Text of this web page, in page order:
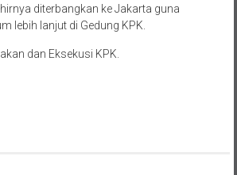
diterbangkan ke Jakarta guna
lebih lanjut di Gedung KPK.
dan Eksekusi KPK.